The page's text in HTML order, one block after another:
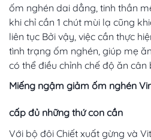
ốm nghén dai dẳng, tinh thần
khi chỉ cần 1 chút mùi lạ cũng
liên tục Bởi vậy, việc cần thực
tình trạng ốm nghén, giúp mẹ
có thể điều chỉnh chế độ ăn
Miếng ngậm giảm ốm nghén
cấp đủ những thứ con cần
Với bộ đôi Chiết xuất gừng và